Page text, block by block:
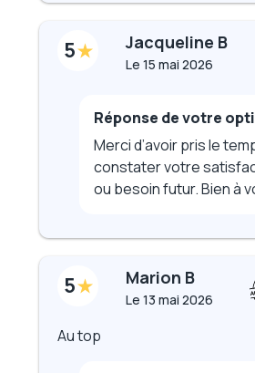
5 Jacqueline B
Le 15 mai 2026
Réponse de votre
Merci d’avoir pris le
constater votre
ou besoin futur. Bien à
5 Marion B
Le 13 mai 2026
Au top